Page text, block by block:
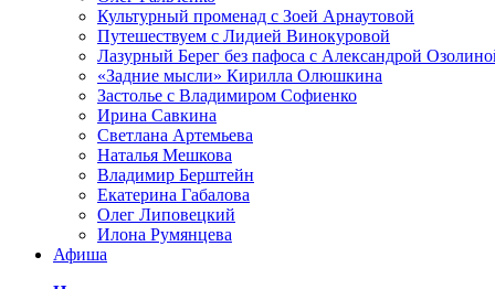
Культурный променад с Зоей Арнаутовой
Путешествуем с Лидией Винокуровой
Лазурный Берег без пафоса с Александрой
«Задние мысли» Кирилла Олюшкина
Застолье с Владимиром Софиенко
Ирина Савкина
Светлана Артемьева
Наталья Мешкова
Владимир Берштейн
Екатерина Габалова
Олег Липовецкий
Илона Румянцева
Афиша